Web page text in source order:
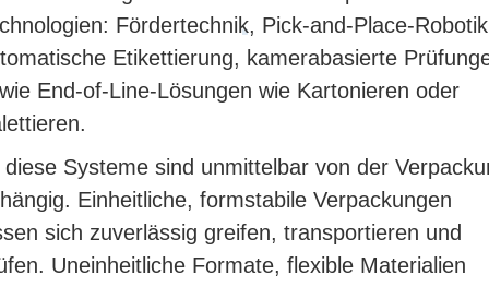
Fördertechnik, Pick-and-Place-
Etikettierung, kamerabasierte
End-of-Line-Lösungen wie Kartonieren oder
diese Systeme sind unmittelbar von der
Einheitliche, formstabile Verpackungen
sich zuverlässig greifen, transportieren und
Uneinheitliche Formate, flexible Materialien